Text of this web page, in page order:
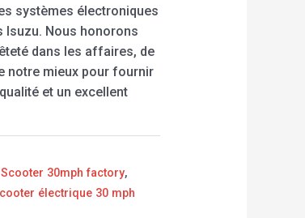
systèmes électroniques
Isuzu. Nous honorons
dans les affaires, de
notre mieux pour fournir
et un excellent
30mph factory,
électrique 30 mph